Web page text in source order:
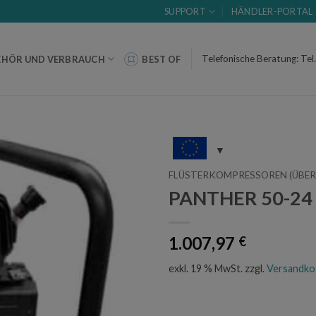
SUPPORT HÄNDLER-PORTAL
UND VERBRAUCH BEST OF Telefonische Beratung: Tel.
FLÜSTERKOMPRESSOREN
PANTHER 50-
1.007,97 €
exkl. 19 % MwSt. zzgl.